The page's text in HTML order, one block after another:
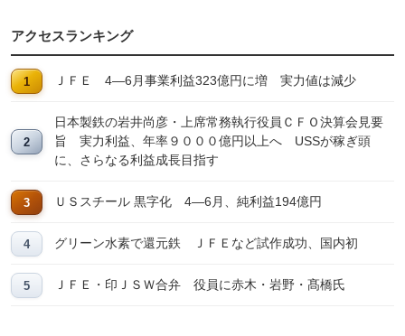
アクセスランキング
ＪＦＥ 4―6月事業利益323億円に増 実力値は減少
日本製鉄の岩井尚彦・上席常務執行役員ＣＦＯ決算会見要
旨 実力利益、年率９０００億円以上へ USSが稼ぎ頭
に、さらなる利益成長目指す
ＵＳスチール 黒字化 4―6月、純利益194億円
グリーン水素で還元鉄 ＪＦＥなど試作成功、国内初
ＪＦＥ・印ＪＳＷ合弁 役員に赤木・岩野・髙橋氏